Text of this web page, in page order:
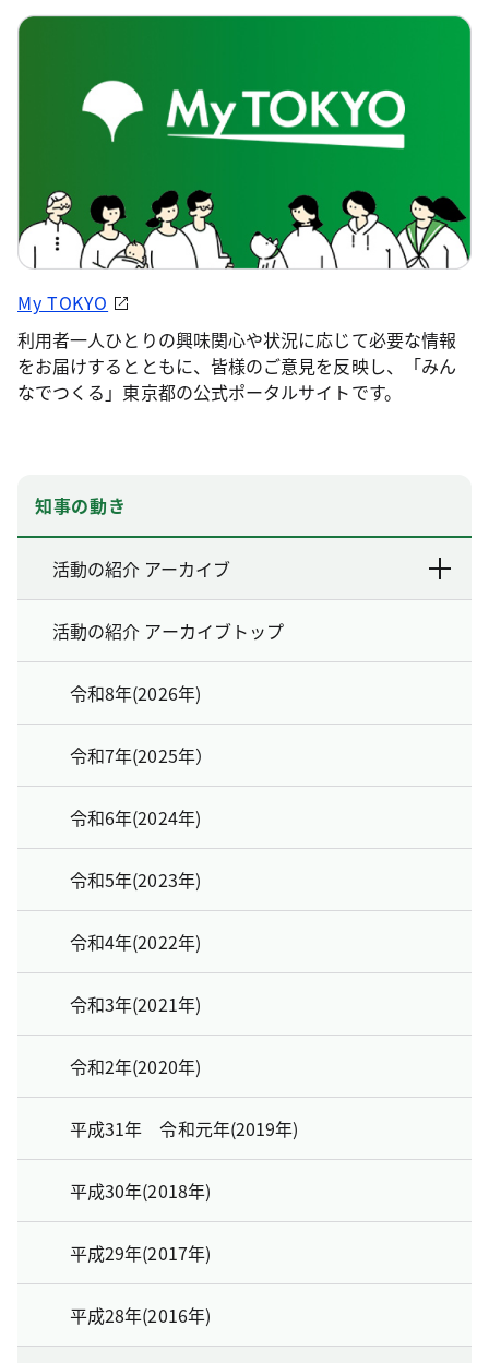
My TOKYO
利用者一人ひとりの興味関心や状況に応じて必要な情報
をお届けするとともに、皆様のご意見を反映し、「みん
なでつくる」東京都の公式ポータルサイトです。
知事の動き
活動の紹介 アーカイブ
活動の紹介 アーカイブトップ
令和8年(2026年)
令和7年(2025年）
令和6年(2024年)
令和5年(2023年)
令和4年(2022年)
令和3年(2021年)
令和2年(2020年)
平成31年 令和元年(2019年)
平成30年(2018年)
平成29年(2017年)
平成28年(2016年)